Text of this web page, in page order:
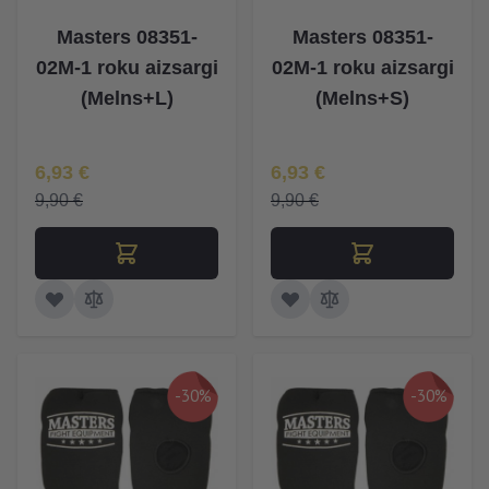
Masters 08351-
02M-1 roku aizsargi
(Melns+L)
Īpaša Cena
6,93 €
9,90 €
Masters 08351-
02M-1 roku aizsargi
(Melns+S)
Īpaša Cena
6,93 €
9,90 €
-30% -30%